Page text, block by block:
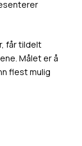
får tildelt
Målet er å
flest mulig